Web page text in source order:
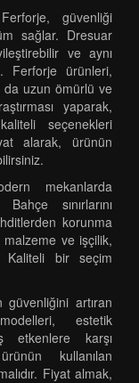
güvenliği
sağlar. Dresuar
ve aynı
Ferforje ürünleri,
da uzun ömürlü ve
yaparak,
seçenekleri
alarak, ürünün
mekanlarda
sınırlarını
korunma
malzeme ve işçilik,
Kaliteli bir seçim
artıran
estetik
etkenlere karşı
kullanılan
Fiyat almak,